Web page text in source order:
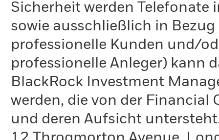
Sicherheit werden Telefonate
sowie ausschließlich in
professionelle Kunden und/
professionelle Anleger) kann
BlackRock Investment
werden, die von der Financial
und deren Aufsicht